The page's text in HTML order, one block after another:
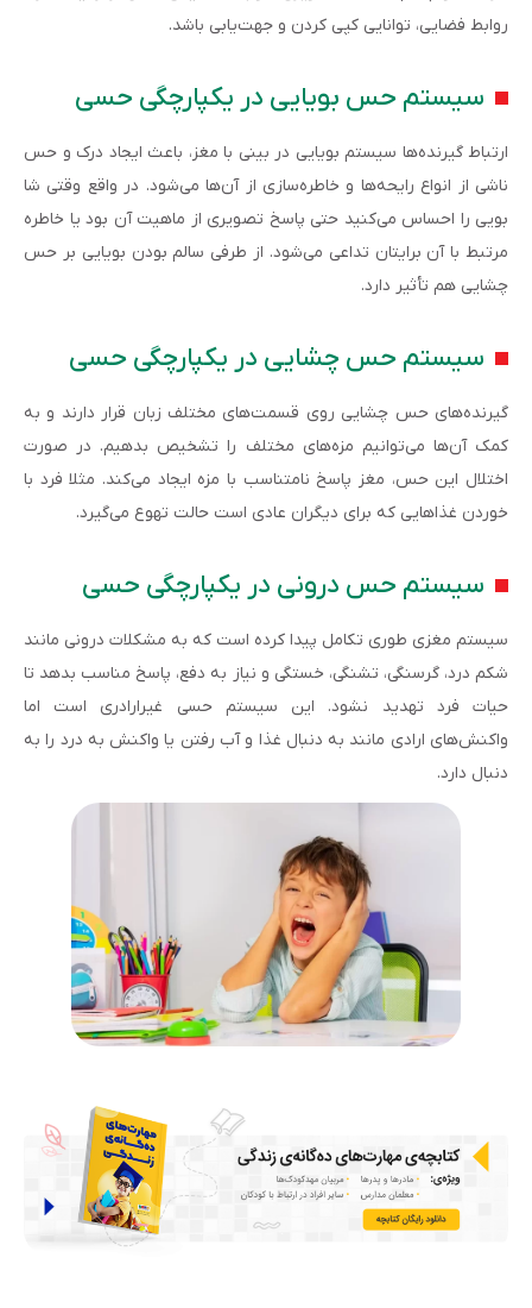
روابط فضایی، توانایی کپی کردن و جهت‌یابی باشد.
سیستم حس بویایی در یکپارچگی حسی
ارتباط گیرنده‌ها سیستم بویایی در بینی با مغز، باعث ایجاد درک و حس
ناشی از انواع رایحه‌ها و خاطره‌سازی از آن‌ها می‌شود. در واقع وقتی شا
بویی را احساس می‌کنید حتی پاسخ تصویری از ماهیت آن بود یا خاطره
مرتبط با آن برایتان تداعی می‌شود. از طرفی سالم بودن بویایی بر حس
چشایی هم تأثیر دارد.
سیستم حس چشایی در یکپارچگی حسی
گیرنده‌های حس چشایی روی قسمت‌های مختلف زبان قرار دارند و به
کمک آن‌ها می‌توانیم مزه‌های مختلف را تشخیص بدهیم. در صورت
اختلال این حس، مغز پاسخ نامتناسب با مزه ایجاد می‌کند. مثلا فرد با
خوردن غذاهایی که برای دیگران عادی است حالت تهوع می‌گیرد.
سیستم حس درونی در یکپارچگی حسی
سیستم مغزی طوری تکامل پیدا کرده است که به مشکلات درونی مانند
شکم درد، گرسنگی، تشنگی، خستگی و نیاز به دفع، پاسخ مناسب بدهد تا
حیات فرد تهدید نشود. این سیستم حسی غیرارادری است اما
واکنش‌های ارادی مانند به دنبال غذا و آب رفتن یا واکنش به درد را به
دنبال دارد.